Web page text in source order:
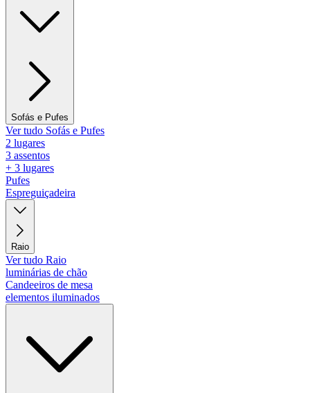
Sofás e Pufes
Ver tudo Sofás e Pufes
2 lugares
3 assentos
+ 3 lugares
Pufes
Espreguiçadeira
Raio
Ver tudo Raio
luminárias de chão
Candeeiros de mesa
elementos iluminados